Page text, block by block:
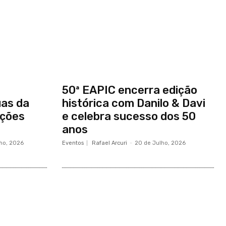
da
2026
50ª EAPIC encerra edição
histórica com Danilo & Davi
e celebra sucesso dos 50
anos
Eventos Rafael Arcuri - 20 de Julho, 2026